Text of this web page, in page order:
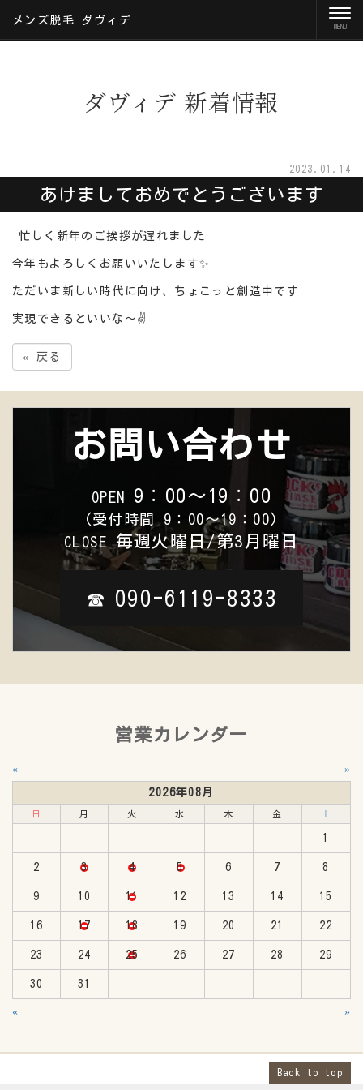
メンズ脱毛 ダヴィデ
ダヴィデ 新着情報
2023.01.14
あけましておめでとうございます
忙しく新年のご挨拶が遅れました
今年もよろしくお願いいたします✨
ただいま新しい時代に向け、ちょこっと創造中です
実現できるといいな～✌️
« 戻る
お問い合わせ
OPEN 9：00～19：00
(受付時間 9：00～19：00)
CLOSE毎週火曜日/第3月曜日
☎︎ 090-6119-8333
営業カレンダー
« »
2026年08月
日 月 火 水 木 金 土
1
2 3 4 5 6 7 8
9 10 11 12 13 14 15
16 17 18 19 20 21 22
23 24 25 26 27 28 29
30 31
« »
Back to top